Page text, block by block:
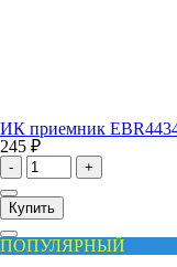
ИК приемник
245 ₽
- +
Купить
ПОПУЛЯРНЫЙ